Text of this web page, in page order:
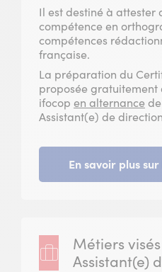
Il est destiné à attester
compétence en
compétences
française.
La préparation du
proposée gratuitement
ifocop en alternance
Assistant(e) de
En savoir plus
Métiers
Assistant(e)